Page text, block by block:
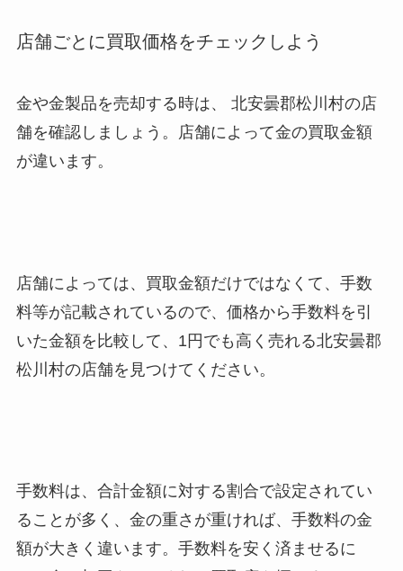
店舗ごとに買取価格をチェックしよう
金や金製品を売却する時は、 北安曇郡松川村の店
舗を確認しましょう。店舗によって金の買取金額
が違います。
店舗によっては、買取金額だけではなくて、手数
料等が記載されているので、価格から手数料を引
いた金額を比較して、1円でも高く売れる北安曇郡
松川村の店舗を見つけてください。
手数料は、合計金額に対する割合で設定されてい
ることが多く、金の重さが重ければ、手数料の金
額が大きく違います。手数料を安く済ませるに